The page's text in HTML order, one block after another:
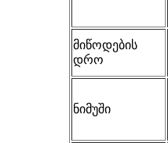
მიწოდების
დრო
ნიმუში